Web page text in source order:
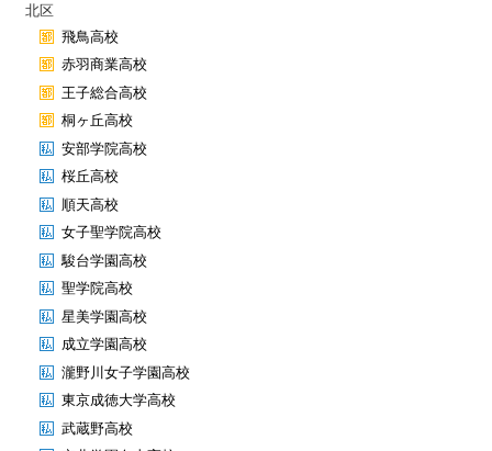
北区
飛鳥高校
赤羽商業高校
王子総合高校
桐ヶ丘高校
安部学院高校
桜丘高校
順天高校
女子聖学院高校
駿台学園高校
聖学院高校
星美学園高校
成立学園高校
瀧野川女子学園高校
東京成徳大学高校
武蔵野高校